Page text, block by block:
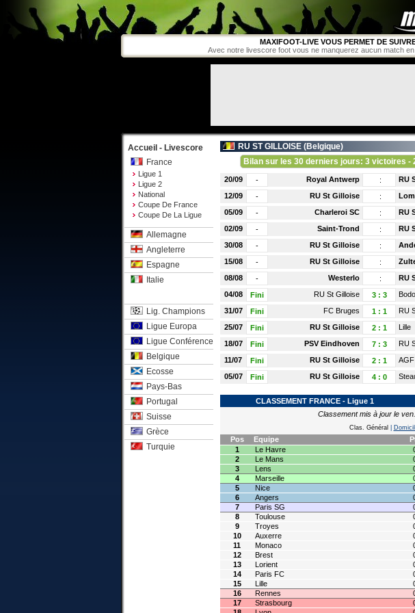
MAXIFOOT-LIVE VOUS PERMET DE
Avec notre livescore foot vous ne manquerez aucun match
Accueil - Livescore
France
Ligue 1
Ligue 2
National
Coupe De France
Coupe De La Ligue
Allemagne
Angleterre
Espagne
Italie
Lig. Champions
Ligue Europa
Ligue Conférence
Belgique
Ecosse
Pays-Bas
Portugal
Suisse
Grèce
Turquie
RU ST GILLOISE (Belgique)
Bilan sur les 30 derniers jours: 3 victoires -
20/09 - Royal Antwerp : RU
12/09 - RU St Gilloise :
05/09 - Charleroi SC : RU
02/09 - Saint-Trond : RU
30/08 - RU St Gilloise :
15/08 - RU St Gilloise :
08/08 - Westerlo : RU
04/08 Fini RU St Gilloise 3: 3
31/07 Fini FC Bruges 1: 1 RU
25/07 Fini RU St Gilloise 2: 1 Lille
18/07 Fini PSV Eindhoven 7: 3 RU
11/07 Fini RU St Gilloise 2: 1 AGF
05/07 Fini RU St Gilloise 4: 0
CLASSEMENT FRANCE - Ligue 1
Classement mis à jour le
Clas. Général
Pos Equipe
1
Le Havre
2
Le Mans
3
Lens
4
Marseille
5
Nice
6
Angers
7
Paris SG
8
Toulouse
9
Troyes
10
Auxerre
11
Monaco
12
Brest
13
Lorient
14
Paris FC
15
Lille
16
Rennes
17
Strasbourg